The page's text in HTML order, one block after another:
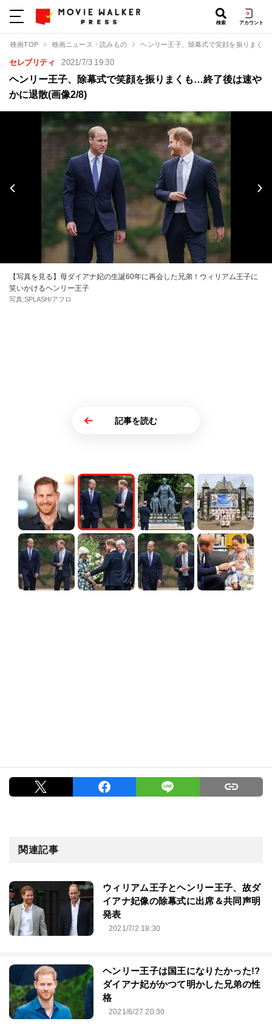
検索 アカウント
映画TOP 映画ニュース・読みもの ヘンリー王子、除幕式で笑顔を振りまく
セレブリティ 2021/7/3 19:30
ヘンリー王子、除幕式で笑顔を振りまくも…終了後は速や
かに退散(画像2/8)
【写真を見る】母ダイアナ妃の生誕60年に再会した兄弟！ウィリアム王子に
笑いかけるヘンリー王子
写真:SPLASH/アフロ
記事を読む
関連記事
ウィリアム王子とヘンリー王子、故ダ
イアナ妃像の除幕式に出席＆共同声明
発表
2021/7/2 18:30
ヘンリー王子は国王になりたかった!?
ダイアナ妃がかつて明かした兄弟の性
格
2021/6/27 20:30